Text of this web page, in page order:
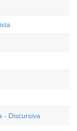
- Discursiva